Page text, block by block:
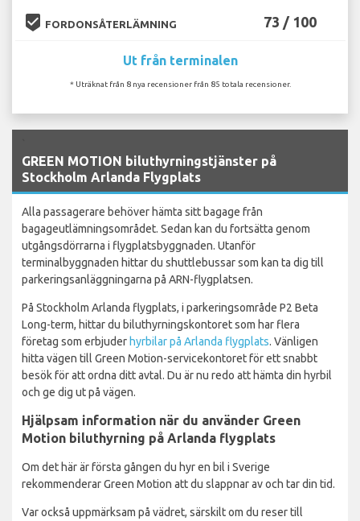
beenhere FORDONSÅTERLÄMNING 73 / 100
Ut från terminalen
* Uträknat från 8 nya recensioner från 85 totala recensioner.
GREEN MOTION biluthyrningstjänster på
Stockholm Arlanda Flygplats
Alla passagerare behöver hämta sitt bagage från
bagageutlämningsområdet. Sedan kan du fortsätta genom
utgångsdörrarna i flygplatsbyggnaden. Utanför
terminalbyggnaden hittar du shuttlebussar som kan ta dig till
parkeringsanläggningarna på ARN-flygplatsen.
På Stockholm Arlanda flygplats, i parkeringsområde P2 Beta
Long-term, hittar du biluthyrningskontoret som har flera
företag som erbjuderhyrbilar på Arlanda flygplats. Vänligen
hitta vägen till Green Motion-servicekontoret för ett snabbt
besök för att ordna ditt avtal. Du är nu redo att hämta din hyrbil
och ge dig ut på vägen.
Hjälpsam information när du använder Green
Motion biluthyrning på Arlanda flygplats
Om det här är första gången du hyr en bil i Sverige
rekommenderar Green Motion att du slappnar av och tar din tid.
Var också uppmärksam på vädret, särskilt om du reser till